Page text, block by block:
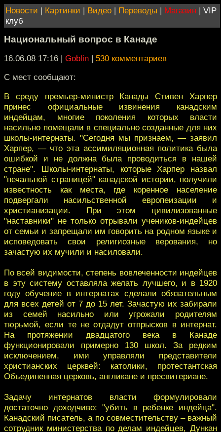
Новости | Картинки | Видео | Переводы | Магазин | VIP
клуб
Национальный вопрос в Канаде
16.06.08 17:16 | Goblin | 530 комментариев
С мест сообщают:
В среду премьер-министр Канады Стивен Харпер
принес официальные извинения канадским
индейцам, многие поколения которых власти
насильно помещали в специально созданные для них
школы-интернаты. "Сегодня мы признаем, — заявил
Харпер, — что эта ассимиляционная политика была
ошибкой и не должна была проводиться в нашей
стране". Школы-интернаты, которые Харпер назвал
"печальной страницей" канадской истории, получили
известность как места, где коренное население
подвергали насильственной европеизации и
христианизации. При этом цивилизованные
"наставники" не только отрывали учеников-индейцев
от семьи и запрещали им говорить на родном языке и
исповедовать свои религиозные верования, но
зачастую их мучили и насиловали.
По всей видимости, степень вовлеченности индейцев
в эту систему оставляла желать лучшего, и в 1920
году обучение в интернатах сделали обязательным
для всех детей от 7 до 15 лет. Зачастую их забирали
из семей насильно или угрожали родителям
тюрьмой, если те не отдадут отпрысков в интернат.
На протяжении двадцатого века в Канаде
функционировали примерно 130 школ. За редким
исключением, ими управляли представители
христианских церквей: католики, протестантская
Объединенная церковь, англикане и пресвитериане.
Задачу интернатов власти формулировали
достаточно доходчиво: "убить в ребенке индейца".
Канадский писатель, а по совместительству – важный
сотрудник министерства по делам индейцев, Дункан